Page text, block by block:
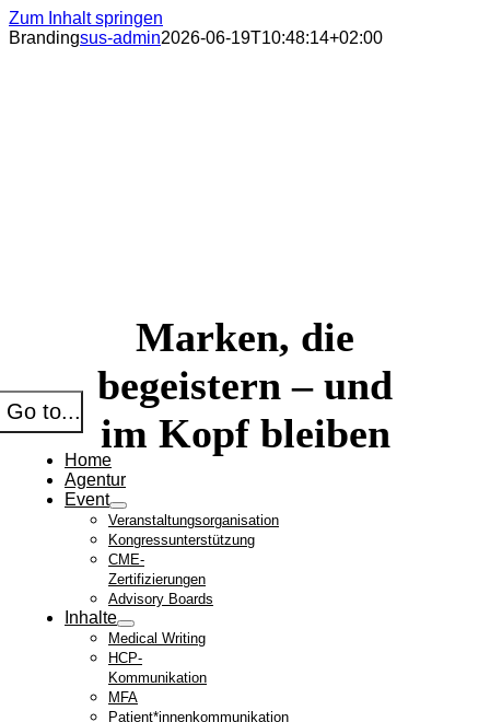
Zum Inhalt springen
Go to...
Home
Agentur
Event
Veranstaltungsorganisation
Kongressunterstützung
CME-
Zertifizierungen
Advisory Boards
Inhalte
Medical Writing
HCP-
Kommunikation
MFA
Patient*innenkommunikation
Brandingsus-admin2026-06-19T10:48:14+02:00
Marken, die
begeistern – und
im Kopf bleiben